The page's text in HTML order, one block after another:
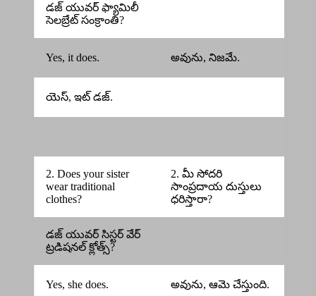
డజ్ యువర్ ఫ్యామిలీ
సెలబ్రేట్ సంక్రాంతి?
Yes, it does. అవును, నిజమే.
యెస్, ఇట్ డజ్.
2. Does your sister
wear traditional
clothes?
2. మీ సోదరి
సాంప్రదాయ దుస్తులు
ధరిస్తారా?
డజ్ యువర్ సిస్టర్ వేర్
ట్రడిషనల్ క్లోత్స్?
Yes, she does. అవును, ఆమె చేస్తుంది.